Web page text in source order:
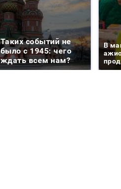
Таких событий не
было с 1945: чего
ждать всем нам?
В